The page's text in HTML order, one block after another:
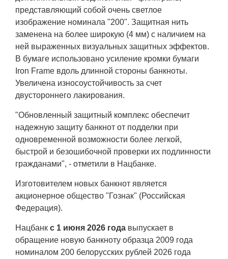
представляющий собой очень светлое
изображение номинала "200". Защитная нить
заменена на более широкую (4 мм) с наличием на
ней выраженных визуальных защитных эффектов.
В бумаге использовано усиление кромки бумаги
Iron Frame вдоль длинной стороны банкноты.
Увеличена износоустойчивость за счет
двустороннего лакирования.
"Обновленный защитный комплекс обеспечит
надежную защиту банкнот от подделки при
одновременной возможности более легкой,
быстрой и безошибочной проверки их подлинности
гражданами", - отметили в Нацбанке.
Изготовителем новых банкнот является
акционерное общество "Гознак" (Российская
Федерация).
Нацбанк с 1 июня 2026 года выпускает в
обращение новую банкноту образца 2009 года
номиналом 200 белорусских рублей 2026 года